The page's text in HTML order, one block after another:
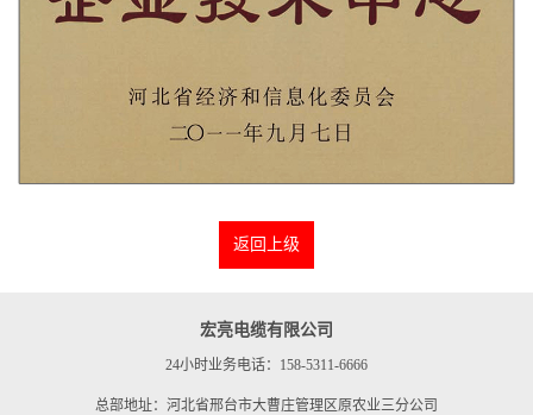
返回上级
宏亮电缆有限公司
24小时业务电话：158-5311-6666
总部地址：河北省邢台市大曹庄管理区原农业三分公司